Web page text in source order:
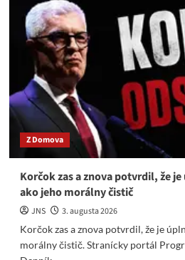
Tak
sa
nám
ozvala
ďalšia
naspídovaná
herečka
&
Ste
obyčajný
komedianti
Z Domova
Korčok zas a znova potvrdil, že
ako jeho morálny čistič
JNS
3. augusta 2026
Korčok zas a znova potvrdil, že je
morálny čistič. Stranícky portál